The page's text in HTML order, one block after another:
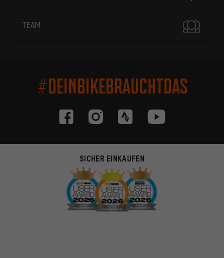
TEAM
#DEINBIKEBRAUCHTDAS
SICHER EINKAUFEN